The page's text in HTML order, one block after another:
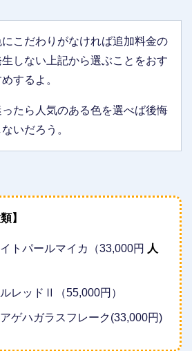
にこだわりがなければ追加料金の
生しない上記から選ぶことをおす
するよ。
ったら人気のある色を選べば後悔
ないだろう。
】
トパールマイカ（33,000円 人
レッドⅡ（55,000円）
ゲハガラスフレーク(33,000円)